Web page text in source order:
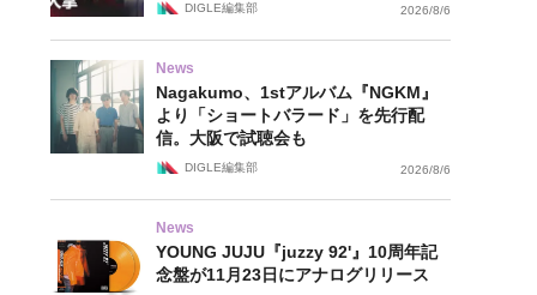
DIGLE編集部 2026/8/6
News
Nagakumo、1stアルバム『NGKM』
より「ショートバラード」を先行配
信。大阪で試聴会も
DIGLE編集部 2026/8/6
News
YOUNG JUJU『juzzy 92'』10周年記
念盤が11月23日にアナログリリース